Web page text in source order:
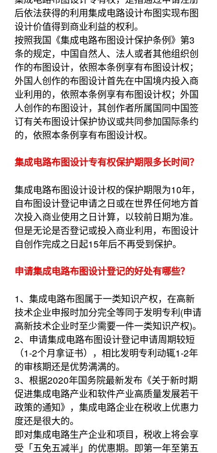
后依法获得的利用集成电路设计布图实现布图
设计价值得到商业利益的权利。
按照我国《集成电路布图设计保护条例》第3
条的规定，中国自然人、法人或者其他组织创
作的布图设计，依照本条例享有布图设计权；
外国人创作的布图设计首先在中国境内投入商
业利用的，依照本条例享有布图设计权；外国
人创作的布图设计，其创作者所属国同中国签
订有关布图设计保护协议或共同参加国际条约
的，依照本条例享有布图设计权。
集成电路布图设计专有权保护期限多长时间？
集成电路布图设计设计权的保护期限为10年，
自布图设计登记申请之日或在世界任何地方首
次投入商业使用之日计算，以较前日期为准。
但是无论是否登记或投入商业利用，布图设计
自创作完成之日起15年后不再受到保护。
申请集成电路布图设计登记的好处有哪些？
1、集成电路布图属于一类知识产权，在高新
技术企业申报时加分完全等同于发明专利(申请
高新技术企业时至少需要一件一类知识产权)。
2、申请集成电路布图设计登记申请周期较短
（1-2个月拿证书），相比发明专利动辄1-2年
的审核期还是优势满满的。
3、根据2020年国务院最新发布《关于新时期
促进集成电路产业和软件产业高质量发展若干
政策的通知》，集成电路企业在税收上优惠力
度还是很大的。
即对集成电路生产企业和项目，税收上将会享
受「五免五减半」的优惠期。即第一年至第五